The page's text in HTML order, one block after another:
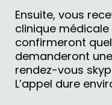
Ensuite, vous
clinique
confirmeront
demanderont
rendez-vous
L’appel dure